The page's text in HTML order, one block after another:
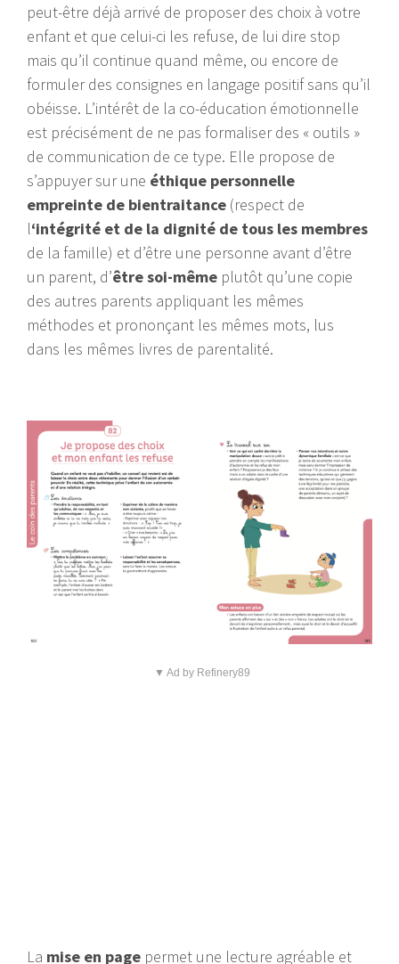
peut-être déjà arrivé de proposer des choix à votre
enfant et que celui-ci les refuse, de lui dire stop
mais qu’il continue quand même, ou encore de
formuler des consignes en langage positif sans qu’il
obéisse. L’intérêt de la co-éducation émotionnelle
est précisément de ne pas formaliser des « outils »
de communication de ce type. Elle propose de
s’appuyer sur une éthique personnelle
empreinte de bientraitance (respect de
l‘intégrité et de la dignité de tous les membres
de la famille) et d’être une personne avant d’être
un parent, d’être soi-même plutôt qu’une copie
des autres parents appliquant les mêmes
méthodes et prononçant les mêmes mots, lus
dans les mêmes livres de parentalité.
▼ Ad by Refinery89
La mise en page permet une lecture agréable et